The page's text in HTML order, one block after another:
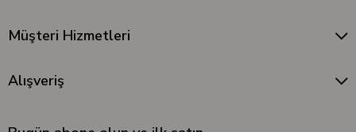
Müşteri Hizmetleri
Alışveriş